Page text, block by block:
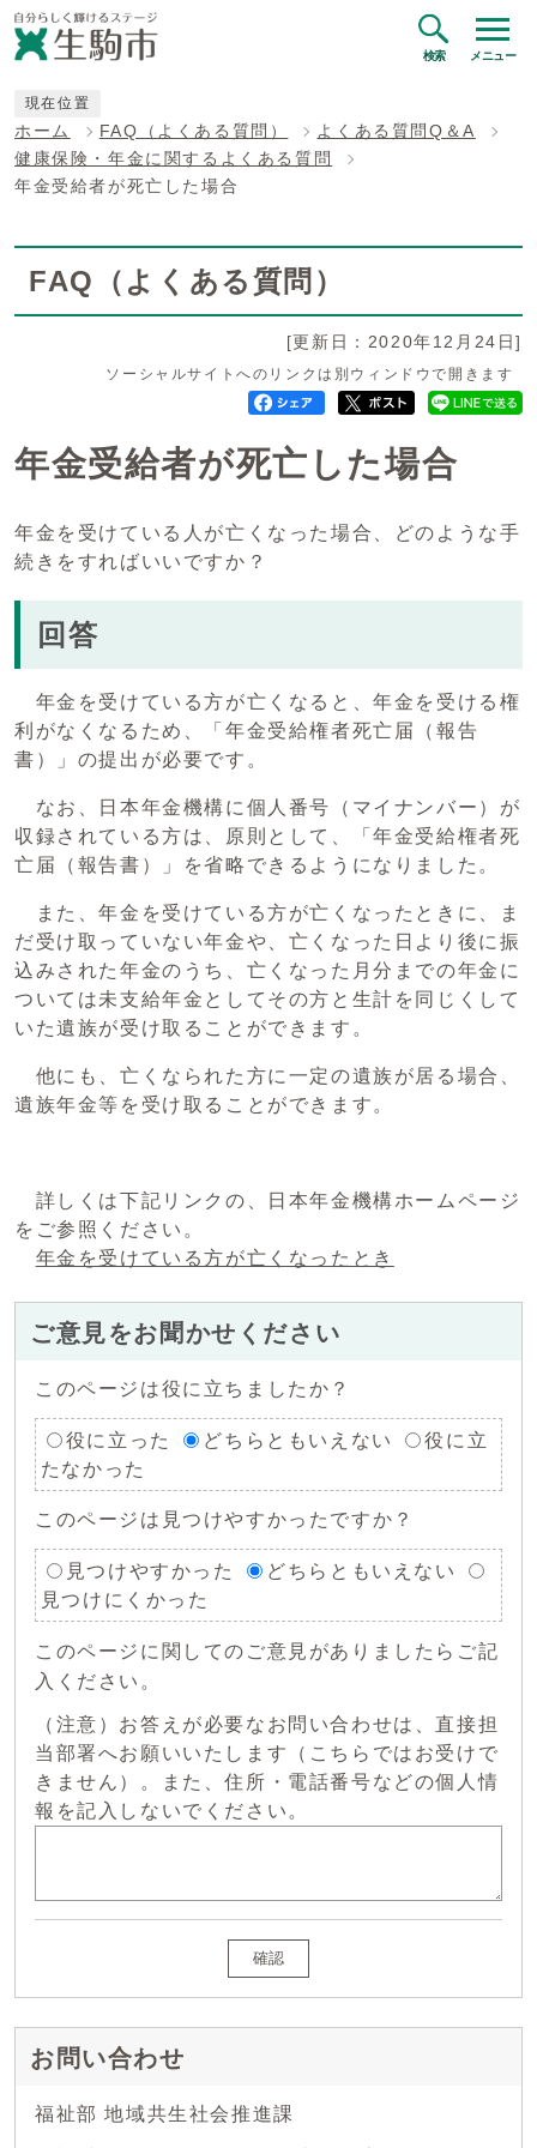
検索 メニュー
現在位置
ホーム FAQ（よくある質問）
よくある質問Q＆A
健康保険・年金に関するよくある質問
年金受給者が死亡した場合
FAQ（よくある質問）
[更新日：2020年12月24日]
ソーシャルサイトへのリンクは別ウィンドウで開きます
年金受給者が死亡した場合
年金を受けている人が亡くなった場合、どのような手
続きをすればいいですか？
回答
年金を受けている方が亡くなると、年金を受ける権
利がなくなるため、「年金受給権者死亡届（報告
書）」の提出が必要です。
なお、日本年金機構に個人番号（マイナンバー）が
収録されている方は、原則として、「年金受給権者死
亡届（報告書）」を省略できるようになりました。
また、年金を受けている方が亡くなったときに、ま
だ受け取っていない年金や、亡くなった日より後に振
込みされた年金のうち、亡くなった月分までの年金に
ついては未支給年金としてその方と生計を同じくして
いた遺族が受け取ることができます。
他にも、亡くなられた方に一定の遺族が居る場合、
遺族年金等を受け取ることができます。
詳しくは下記リンクの、日本年金機構ホームページ
をご参照ください。
年金を受けている方が亡くなったとき
ご意見をお聞かせください
このページは役に立ちましたか？
役に立った どちらともいえない
役に立
たなかった
このページは見つけやすかったですか？
見つけやすかった
どちらともいえない
見つけにくかった
このページに関してのご意見がありましたらご記
入ください。
（注意）お答えが必要なお問い合わせは、直接担
当部署へお願いいたします（こちらではお受けで
きません）。また、住所・電話番号などの個人情
報を記入しないでください。
確認
お問い合わせ
福祉部 地域共生社会推進課